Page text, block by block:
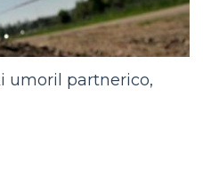
umoril partnerico,